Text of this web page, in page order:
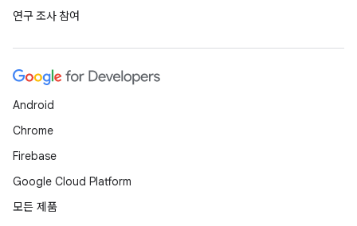
연구 조사 참여
Android
Chrome
Firebase
Google Cloud Platform
모든 제품